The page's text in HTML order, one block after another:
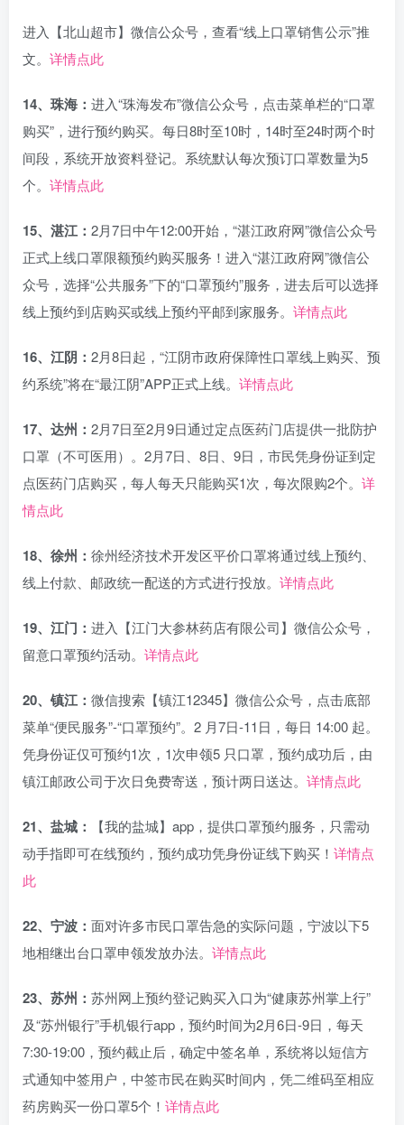
进入【北山超市】微信公众号，查看“线上口罩销售公示”推
文。 详情点此
14、珠海： 进入“珠海发布”微信公众号，点击菜单栏的“口罩
购买”，进行预约购买。每日8时至10时，14时至24时两个时
间段，系统开放资料登记。系统默认每次预订口罩数量为5
个。 详情点此
15、湛江： 2月7日中午12:00开始，“湛江政府网”微信公众号
正式上线口罩限额预约购买服务！进入“湛江政府网”微信公
众号，选择“公共服务”下的“口罩预约”服务，进去后可以选择
线上预约到店购买或线上预约平邮到家服务。 详情点此
16、江阴： 2月8日起，“江阴市政府保障性口罩线上购买、预
约系统”将在“最江阴”APP正式上线。 详情点此
17、达州： 2月7日至2月9日通过定点医药门店提供一批防护
口罩（不可医用）。2月7日、8日、9日，市民凭身份证到定
点医药门店购买，每人每天只能购买1次，每次限购2个。 详
情点此
18、徐州： 徐州经济技术开发区平价口罩将通过线上预约、
线上付款、邮政统一配送的方式进行投放。 详情点此
19、江门： 进入【江门大参林药店有限公司】微信公众号，
留意口罩预约活动。 详情点此
20、镇江： 微信搜索【镇江12345】微信公众号，点击底部
菜单“便民服务”-“口罩预约”。2 月7日-11日，每日 14:00 起。
凭身份证仅可预约1次，1次申领5 只口罩，预约成功后，由
镇江邮政公司于次日免费寄送，预计两日送达。 详情点此
21、盐城：
【我的盐城】app，提供口罩预约服务，只需动
动手指即可在线预约，预约成功凭身份证线下购买！ 详情点
此
22、宁波： 面对许多市民口罩告急的实际问题，宁波以下5
地相继出台口罩申领发放办法。 详情点此
23、苏州： 苏州网上预约登记购买入口为“健康苏州掌上行”
及“苏州银行”手机银行app，预约时间为2月6日-9日，每天
7:30-19:00，预约截止后，确定中签名单，系统将以短信方
式通知中签用户，中签市民在购买时间内，凭二维码至相应
药房购买一份口罩5个！ 详情点此